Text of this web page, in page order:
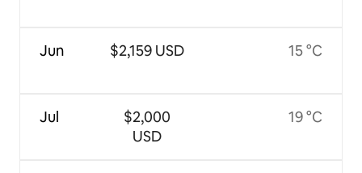
Jun
Jul
$2,159 USD
$2,000
USD
15 °C
19 °C